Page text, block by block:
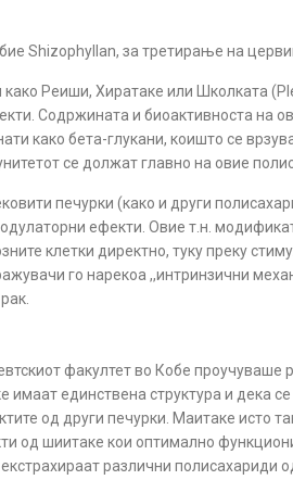
Shizophyllan, за третирање на
како Реиши, Хиратаке или Школката (
Содржината и биоактивноста на
како бета-глукани, коишто се
се должат главно на овие
печурки (како и други
ефекти. Овие т.н.
клетки директно, туку преку
го нарекоа ,,интринзични
факултет во Кобе проучуваше
единствена структура и дека
од други печурки. Маитаке
од шиитаке кои оптимално
различни полисахариди